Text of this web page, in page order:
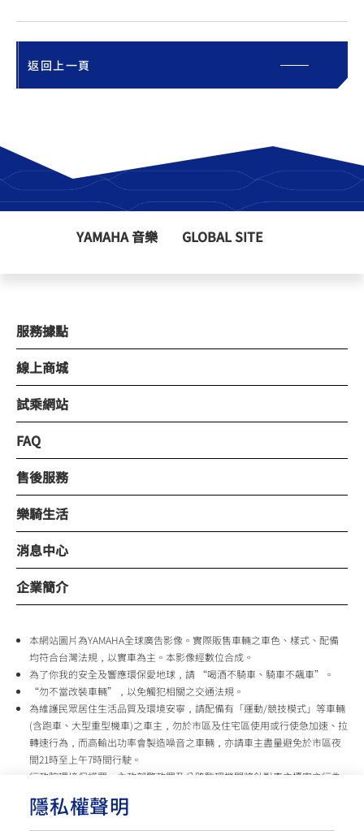
隱私權聲明
返回上一頁
YAMAHA 音樂 GLOBAL SITE
服務據點
線上商城
試乘網站
FAQ
售後服務
樂騎生活
消息中心
企業簡介
本網站圖片為YAMAHA全球廣告影像。實際販售車輛之車色、樣式、配備
均符合台灣法規，以實車為主。本影像經數位合成。
為了你我的安全及響應環保愛地球，請 “喝酒不騎車、騎車不飆車”。
“勿不當改裝車輛”，以免觸犯相關之交通法規。
為維護民眾居住生活品質及環境安寧，請配備有「運動/競技模式」等車輛
(含跑車、大型重型機車)之車主，勿於市區及住宅區使用或行使急加速、拉
轉速行為，而高輸出功率會製造噪音之車輛，亦請車主盡量避免於市區夜
間21時至上午7時間行駛。
行政院環境保護署、內政部警政署及公路監理機關將針對車主擾寧之行為
台灣山葉機車 關心您